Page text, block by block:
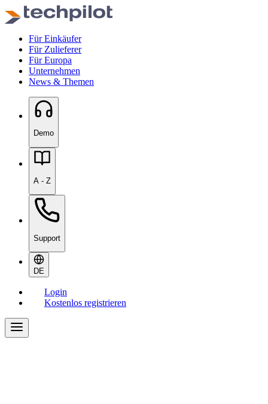
Für Einkäufer
Für Zulieferer
Für Europa
Unternehmen
News & Themen
Demo
A - Z
Support
DE
Login
Kostenlos registrieren